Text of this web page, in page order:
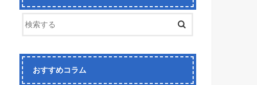
おすすめコラム